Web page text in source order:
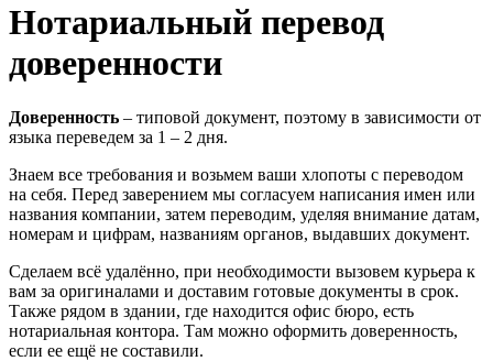
Нотариальный перевод
доверенности
Доверенность – типовой документ, поэтому в зависимости от
языка переведем за 1 – 2 дня.
Знаем все требования и возьмем ваши хлопоты с переводом
на себя. Перед заверением мы согласуем написания имен или
названия компании, затем переводим, уделяя внимание датам,
номерам и цифрам, названиям органов, выдавших документ.
Сделаем всё удалённо, при необходимости вызовем курьера к
вам за оригиналами и доставим готовые документы в срок.
Также рядом в здании, где находится офис бюро, есть
нотариальная контора. Там можно оформить доверенность,
если ее ещё не составили.